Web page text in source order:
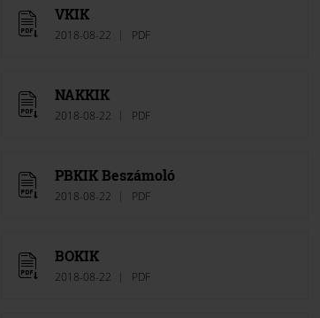
VKIK
2018-08-22 PDF
NAKKIK
2018-08-22 PDF
PBKIK Beszámoló
2018-08-22 PDF
BOKIK
2018-08-22 PDF